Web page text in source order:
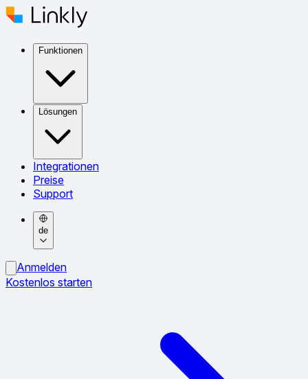
Funktionen
Lösungen
Integrationen
Preise
Support
de
Anmelden
Kostenlos starten